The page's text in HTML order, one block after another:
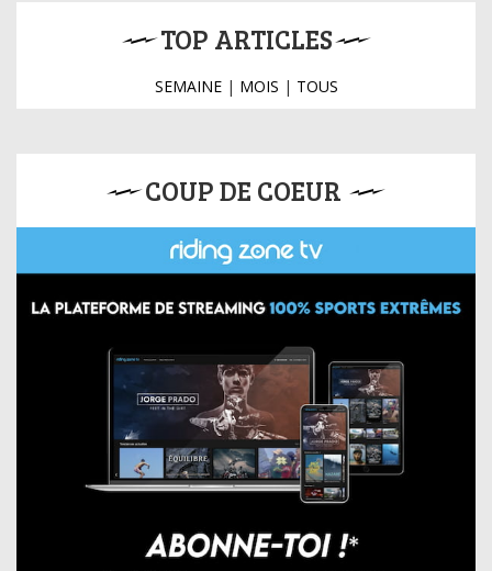
TOP ARTICLES
SEMAINE| MOIS | TOUS
COUP DE COEUR